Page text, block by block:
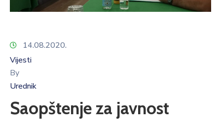
14.08.2020.
Vijesti
By
Urednik
Saopštenje za javnost